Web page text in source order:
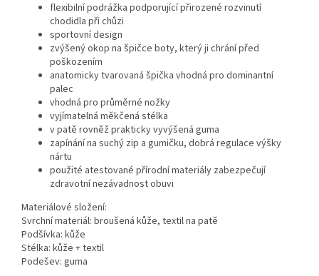
flexibilní podrážka podporující přirozené rozvinutí
chodidla při chůzi
sportovní design
zvýšený okop na špičce boty, který ji chrání před
poškozením
anatomicky tvarovaná špička vhodná pro dominantní
palec
vhodná pro průměrné nožky
vyjímatelná měkčená stélka
v patě rovněž prakticky vyvýšená guma
zapínání na suchý zip a gumičku, dobrá regulace výšky
nártu
použité atestované přírodní materiály zabezpečují
zdravotní nezávadnost obuvi
Materiálové složení:
Svrchní materiál: broušená kůže, textil na patě
Podšívka: kůže
Stélka: kůže + textil
Podešev: guma